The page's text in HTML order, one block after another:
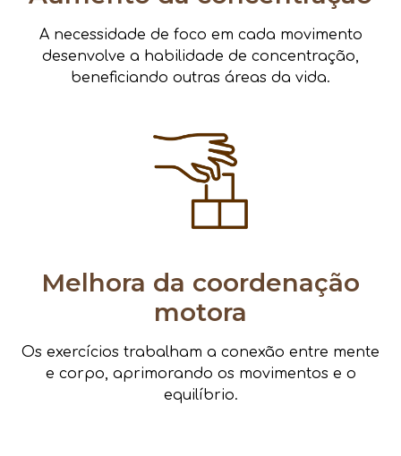
A necessidade de foco em cada movimento
desenvolve a habilidade de concentração,
beneficiando outras áreas da vida.
Melhora da coordenação
motora
Os exercícios trabalham a conexão entre mente
e corpo, aprimorando os movimentos e o
equilíbrio.